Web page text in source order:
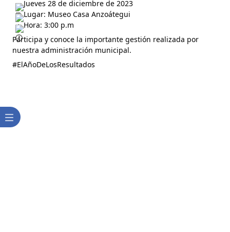
Jueves 28 de diciembre de 2023
Lugar: Museo Casa Anzoátegui
Hora: 3:00 p.m
Participa y conoce la importante gestión realizada por
nuestra administración municipal.
#ElAñoDeLosResultados